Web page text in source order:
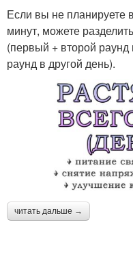
Если вы не планируете
минут, можете
(первый + второй раунд
раунд в другой день).
читать дальше →